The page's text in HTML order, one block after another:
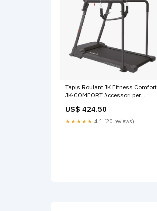
Tapis Roulant JK Fitness Comfort
JK-COMFORT Accessori per
US$ 424.50
★★★★★ 4.1 (20 reviews)